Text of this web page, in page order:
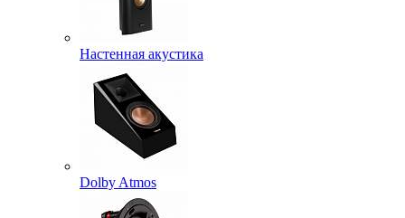
Настенная акустика
Dolby Atmos